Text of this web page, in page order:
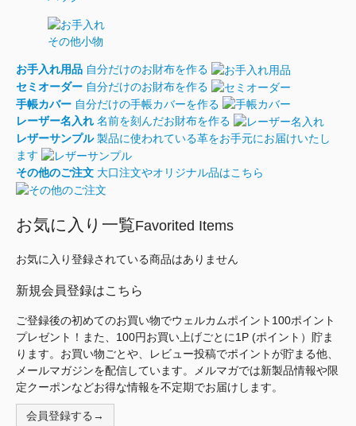
その他小物
お手入れ用品 自分だけのお財布を作る
セミオーダー 自分だけのお財布を作る
手帳カバー 自分だけの手帳カバーを作る
レーザー名入れ 名前を刻んだお財布を作る
レザーサンプル製品に使われている革をお手元にお届けいたし
ます
その他のご注文 大口注文やオリジナル品はこちら
お気に入り一覧Favorited Items
お気に入り登録されている商品はありません
新規会員登録はこちら
ご登録後の初めてのお買い物でウェルカムポイント100ポイント
プレゼント！また、100円お買い上げごとに1P (ポイント）貯ま
ります。お買い物ごとや、レビュー投稿でポイントが貯まる他、
メールマガジンを配信しています。メルマガでは新製品情報や限
定クーポンなどお得な情報を不定期でお届けします。
会員登録する→